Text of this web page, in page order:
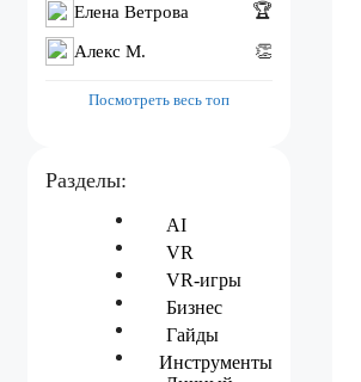
Елена Ветрова 🏆
Алекс M. 👏
Посмотреть весь топ
Разделы:
AI
VR
VR-игры
Бизнес
Гайды
Инструменты